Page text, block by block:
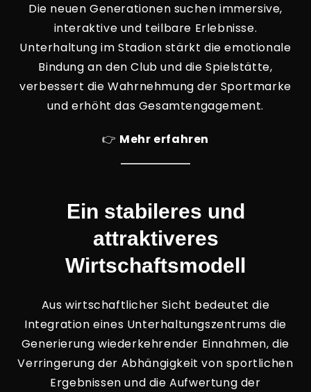
Die neuen Generationen suchen immersive,
interaktive und teilbare Erlebnisse.
Unterhaltung im Stadion stärkt die emotionale
Bindung an den Club und die Spielstätte,
verbessert die Wahrnehmung der Sportmarke
und erhöht das Gesamtengagement.
👉 Mehr erfahren
Ein stabileres und
attraktiveres
Wirtschaftsmodell
Aus wirtschaftlicher Sicht bedeutet die
Integration eines Unterhaltungszentrums die
Generierung wiederkehrender Einnahmen, die
Verringerung der Abhängigkeit von sportlichen
Ergebnissen und die Aufwertung der